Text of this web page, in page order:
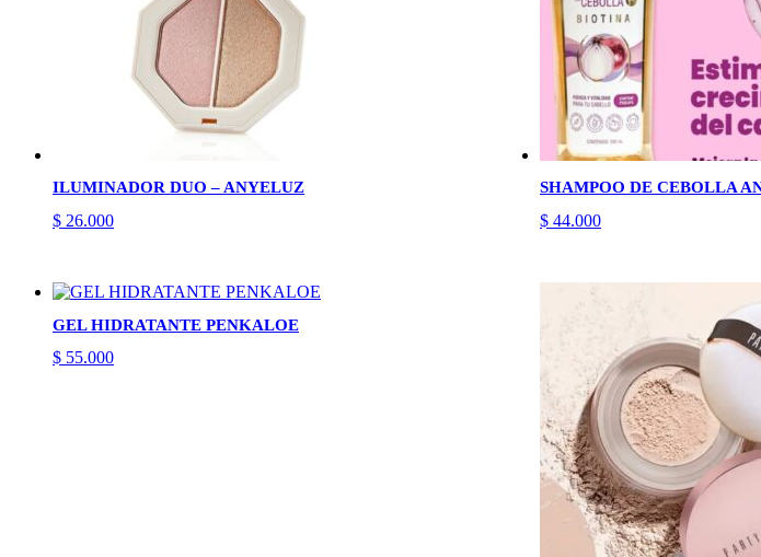
ILUMINADOR DUO – ANYELUZ
$ 26.000
SHAMPOO DE CEBOLLA
$44.000
GEL HIDRATANTE PENKALOE
$ 55.000